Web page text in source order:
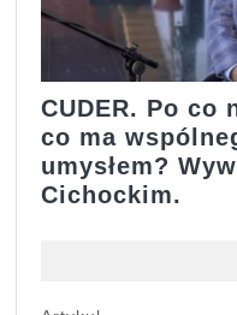
CUDER. Po co
co ma
umysłem?
Cichockim.